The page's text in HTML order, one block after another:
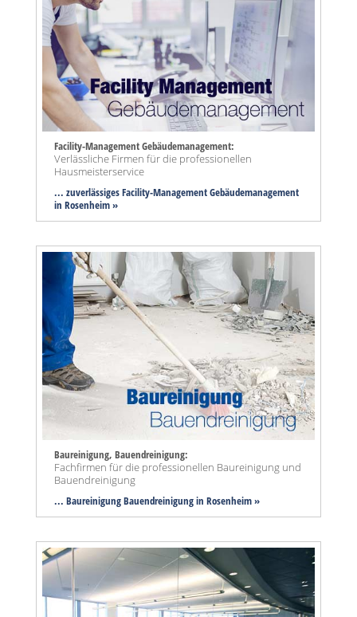
Facility-Management Gebäudemanagement:
Verlässliche Firmen für die professionellen
Hausmeisterservice
... zuverlässiges Facility-Management Gebäudemanagement
in Rosenheim »
Baureinigung, Bauendreinigung:
Fachfirmen für die professionellen Baureinigung und
Bauendreinigung
... Baureinigung Bauendreinigung in Rosenheim »